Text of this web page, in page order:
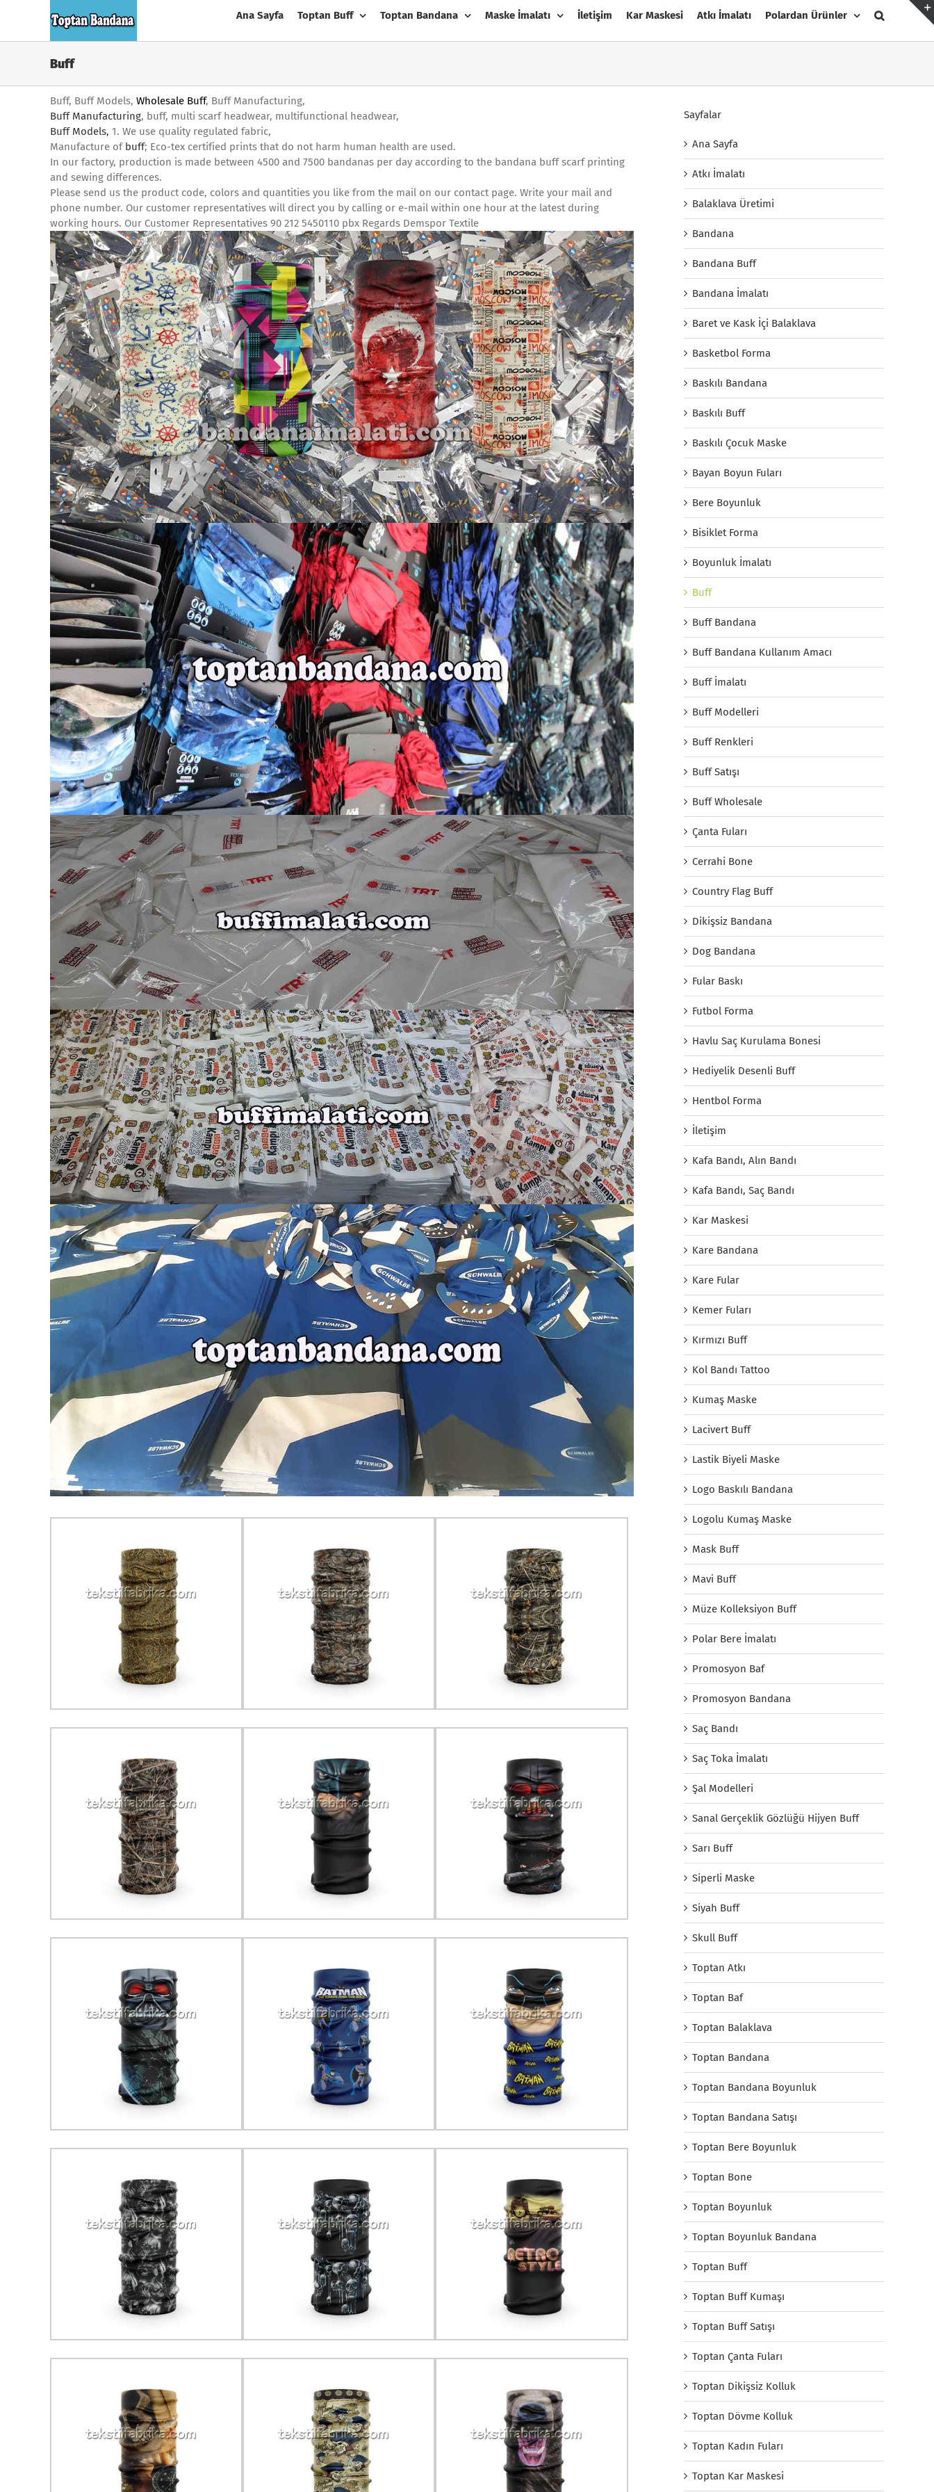
Ana Sayfa Toptan Buff Toptan Bandana Maske İmalatı İletişim Kar Maskesi Atkı İmalatı Polardan Ürünler
Buff
Buff, Buff Models, Wholesale Buff, Buff Manufacturing,
Buff Manufacturing, buff, multi scarf headwear, multifunctional headwear,
Buff Models, 1. We use quality regulated fabric,
Manufacture of buff; Eco-tex certified prints that do not harm human health are used.
In our factory, production is made between 4500 and 7500 bandanas per day according to the bandana buff scarf printing
and sewing differences.
Please send us the product code, colors and quantities you like from the mail on our contact page. Write your mail and
phone number. Our customer representatives will direct you by calling or e-mail within one hour at the latest during
working hours. Our Customer Representatives 90 212 5450110 pbx Regards Demspor Textile
Sayfalar
Ana Sayfa
Atkı İmalatı
Balaklava Üretimi
Bandana
Bandana Buff
Bandana İmalatı
Baret ve Kask İçi Balaklava
Basketbol Forma
Baskılı Bandana
Baskılı Buff
Baskılı Çocuk Maske
Bayan Boyun Fuları
Bere Boyunluk
Bisiklet Forma
Boyunluk İmalatı
Buff
Buff Bandana
Buff Bandana Kullanım Amacı
Buff İmalatı
Buff Modelleri
Buff Renkleri
Buff Satışı
Buff Wholesale
Çanta Fuları
Cerrahi Bone
Country Flag Buff
Dikişsiz Bandana
Dog Bandana
Fular Baskı
Futbol Forma
Havlu Saç Kurulama Bonesi
Hediyelik Desenli Buff
Hentbol Forma
İletişim
Kafa Bandı, Alın Bandı
Kafa Bandı, Saç Bandı
Kar Maskesi
Kare Bandana
Kare Fular
Kemer Fuları
Kırmızı Buff
Kol Bandı Tattoo
Kumaş Maske
Lacivert Buff
Lastik Biyeli Maske
Logo Baskılı Bandana
Logolu Kumaş Maske
Mask Buff
Mavi Buff
Müze Kolleksiyon Buff
Polar Bere İmalatı
Promosyon Baf
Promosyon Bandana
Saç Bandı
Saç Toka İmalatı
Şal Modelleri
Sanal Gerçeklik Gözlüğü Hijyen Buff
Sarı Buff
Siperli Maske
Siyah Buff
Skull Buff
Toptan Atkı
Toptan Baf
Toptan Balaklava
Toptan Bandana
Toptan Bandana Boyunluk
Toptan Bandana Satışı
Toptan Bere Boyunluk
Toptan Bone
Toptan Boyunluk
Toptan Boyunluk Bandana
Toptan Buff
Toptan Buff Kumaşı
Toptan Buff Satışı
Toptan Çanta Fuları
Toptan Dikişsiz Kolluk
Toptan Dövme Kolluk
Toptan Kadın Fuları
Toptan Kar Maskesi